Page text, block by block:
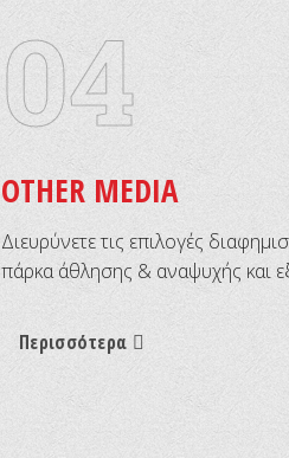
04
OTHER MEDIA
Διευρύνετε τις επιλογές
πάρκα άθλησης & αναψυχής και
Περισσότερα